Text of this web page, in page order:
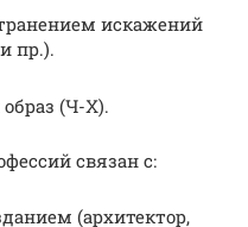
искажений
пр.).
(Ч-Х).
связан с:
(архитектор,